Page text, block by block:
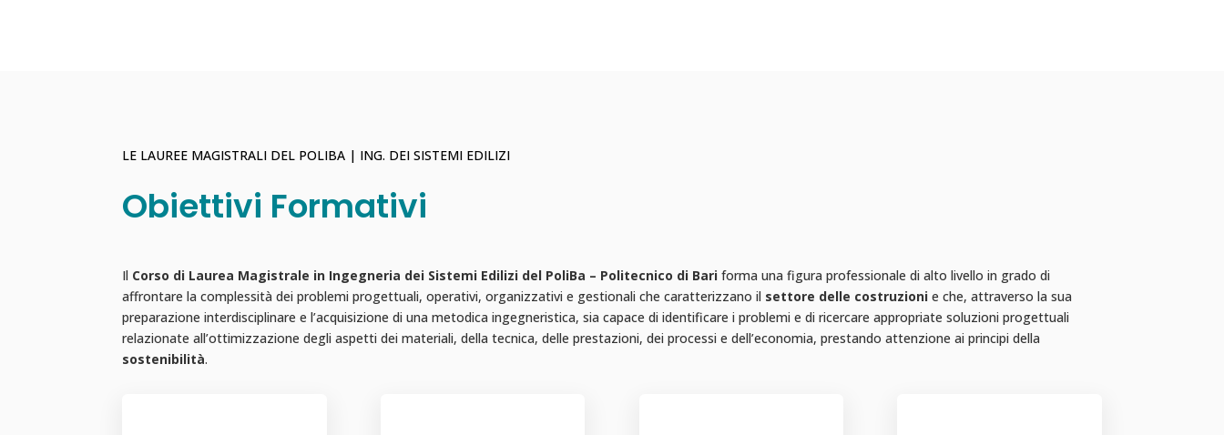
LE LAUREE MAGISTRALI DEL POLIBA | ING. DEI SISTEMI EDILIZI
Obiettivi Formativi
Il Corso di Laurea Magistrale in Ingegneria dei Sistemi Edilizi del PoliBa – Politecnico di Bari forma una figura professionale di alto livello in grado di
affrontare la complessità dei problemi progettuali, operativi, organizzativi e gestionali che caratterizzano il settore delle costruzioni e che, attraverso la sua
preparazione interdisciplinare e l’acquisizione di una metodica ingegneristica, sia capace di identificare i problemi e di ricercare appropriate soluzioni progettuali
relazionate all’ottimizzazione degli aspetti dei materiali, della tecnica, delle prestazioni, dei processi e dell’economia, prestando attenzione ai principi della
sostenibilità.